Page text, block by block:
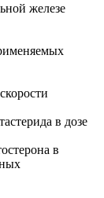
железе
в дозе
в